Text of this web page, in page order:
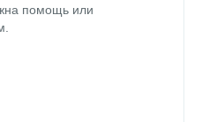
помощь или